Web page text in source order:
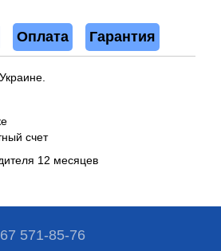
Оплата Гарантия
счет
12 месяцев
571-85-76